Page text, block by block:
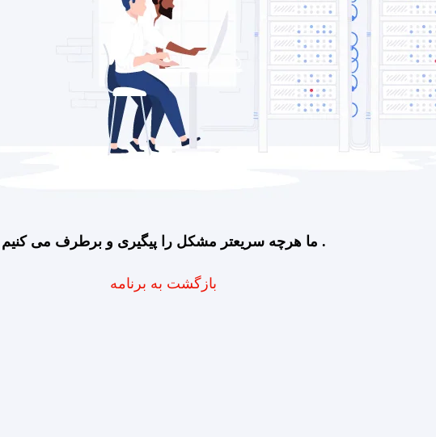
ما هرچه سریعتر مشکل را پیگیری و برطرف می کنیم .
بازگشت به برنامه